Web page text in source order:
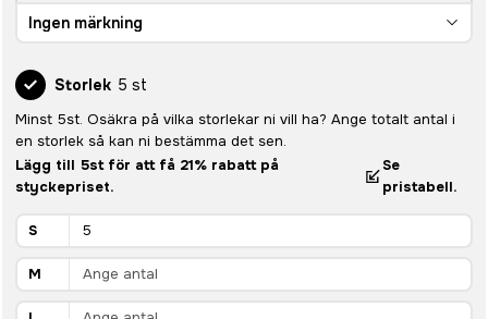
Ingen märkning
Storlek 5 st
Minst 5st. Osäkra på vilka storlekar ni vill ha? Ange totalt antal i
en storlek så kan ni bestämma det sen.
Lägg till 5st för att få 21% rabatt på
styckepriset.
Se
pristabell.
S
M